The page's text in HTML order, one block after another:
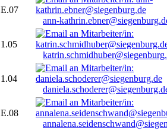
E.07
ann-
1.05
1.04
E.08